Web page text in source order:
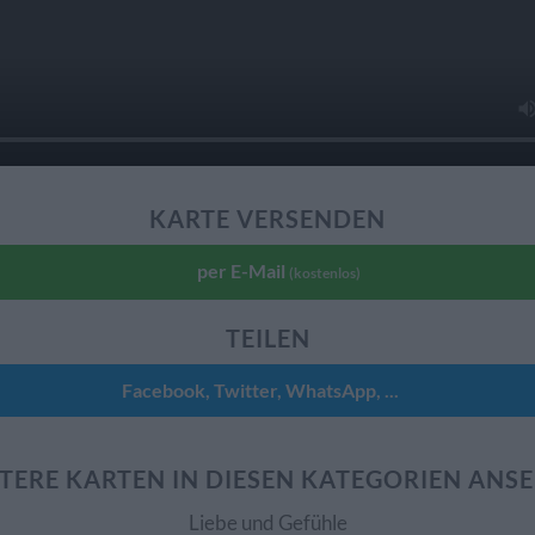
KARTE VERSENDEN
per E-Mail (kostenlos)
TEILEN
Facebook, Twitter, WhatsApp, ...
KARTEN IN DIESEN KATEGORIEN
Liebe und Gefühle